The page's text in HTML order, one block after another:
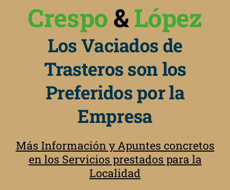
Crespo &López
Los Vaciados de
Trasteros son los
Preferidos por la
Empresa
Más Información y Apuntes concretos
en los Servicios prestados para la
Localidad